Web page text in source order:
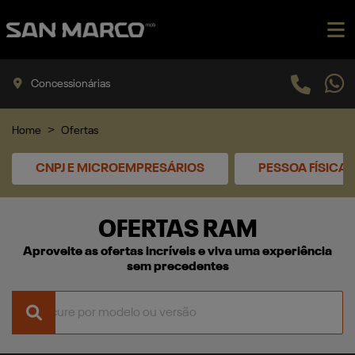
Concessionárias
Home Ofertas
CNPJ E MICROEMPRESÁRIOS PESSOA FÍSICA
OFERTAS RAM
Aproveite as ofertas incríveis e viva uma experiência
sem precedentes